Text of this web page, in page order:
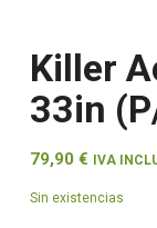
Killer
33in
79,90€ IVA
Sin existencias